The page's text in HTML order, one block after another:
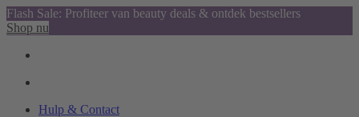
Flash Sale: Profiteer van beauty deals & ontdek bestsellers
Shop nu
Hulp & Contact